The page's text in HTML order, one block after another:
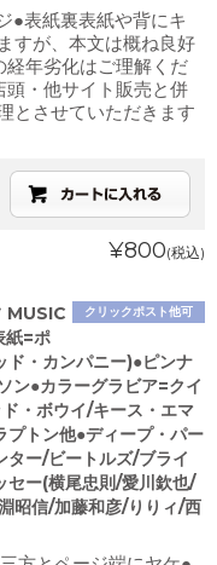
●表紙裏表紙や背にキ
すが、本文は概ね良好
年劣化はご理解くだ
・他サイト販売と併
とさせていただきます
¥800(税込)
クリックポスト他可
MUSIC
紙=ポ
ド・カンパニー)●ピンナ
ン●カラーグラビア=クイ
・ボウイ/キース・エマ
プトン他●ディープ・パー
ター/ビートルズ/ブライ
セー(横尾忠則/愛川欽也/
昭信/加藤和彦/りりィ/西